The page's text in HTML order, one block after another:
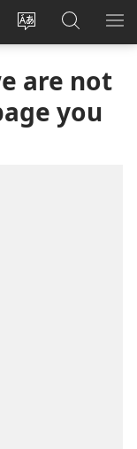
Change
language
Log
new
window)
Search
are not
you